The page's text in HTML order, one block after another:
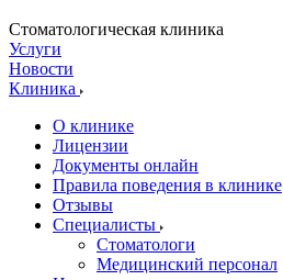
Стоматологическая клиника
Услуги
Новости
Клиника
О клинике
Лицензии
Документы онлайн
Правила поведения в клинике
Отзывы
Специалисты
Стоматологи
Медицинский персонал